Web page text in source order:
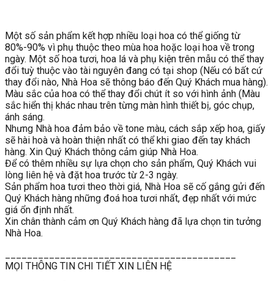
Một số sản phẩm kết hợp nhiều loại hoa có thể giống từ
80%-90% vì phụ thuộc theo mùa hoa hoặc loại hoa về trong
ngày. Một số hoa tươi, hoa lá và phụ kiện trên mẫu có thể thay
đổi tuỳ thuộc vào tài nguyên đang có tại shop (Nếu có bất cứ
thay đổi nào, Nhà Hoa sẽ thông báo đến Quý Khách mua hàng).
Màu sắc của hoa có thể thay đổi chút ít so với hình ảnh (Màu
sắc hiển thị khác nhau trên từng màn hình thiết bị, góc chụp,
ánh sáng.
Nhưng Nhà hoa đảm bảo về tone màu, cách sắp xếp hoa, giấy
sẽ hài hoà và hoàn thiện nhất có thể khi giao đến tay khách
hàng. Xin Quý Khách thông cảm giúp Nhà Hoa.
Để có thêm nhiều sự lựa chọn cho sản phẩm, Quý Khách vui
lòng liên hệ và đặt hoa trước từ 2-3 ngày.
Sản phẩm hoa tươi theo thời giá, Nhà Hoa sẽ cố gắng gửi đến
Quý Khách hàng những đoá hoa tươi nhất, đẹp nhất với mức
giá ổn định nhất.
Xin chân thành cảm ơn Quý Khách hàng đã lựa chọn tin tưởng
Nhà Hoa.
MỌI THÔNG TIN CHI TIẾT XIN LIÊN HỆ